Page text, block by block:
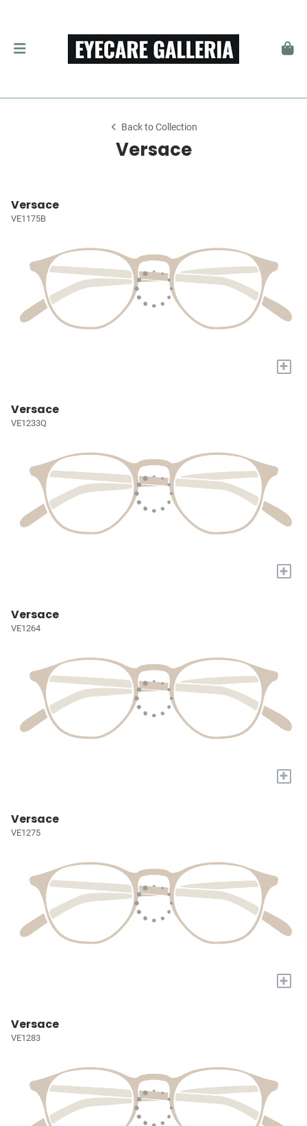
Back to Collection
Versace
Versace
VE1175B
+
Versace
VE1233Q
+
Versace
VE1264
+
Versace
VE1275
+
Versace
VE1283